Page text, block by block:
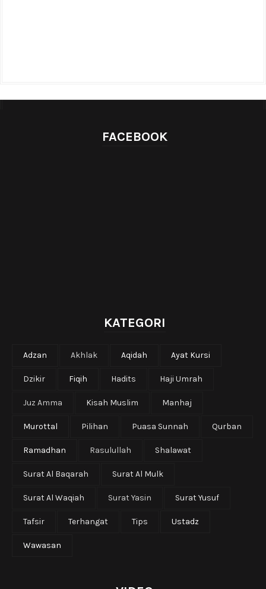
FACEBOOK
KATEGORI
Adzan Akhlak Aqidah Ayat Kursi
Dzikir Fiqih Hadits Haji Umrah
Juz Amma Kisah Muslim Manhaj
Murottal Pilihan Puasa Sunnah Qurban
Ramadhan Rasulullah Shalawat
Surat Al Baqarah Surat Al Mulk
Surat Al Waqiah Surat Yasin Surat Yusuf
Tafsir Terhangat Tips Ustadz
Wawasan